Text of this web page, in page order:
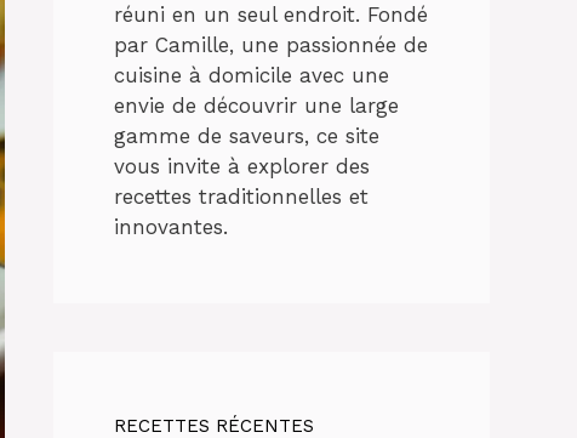
réuni en un seul endroit. Fondé
par Camille, une passionnée de
cuisine à domicile avec une
envie de découvrir une large
gamme de saveurs, ce site
vous invite à explorer des
recettes traditionnelles et
innovantes.
RECETTES RÉCENTES